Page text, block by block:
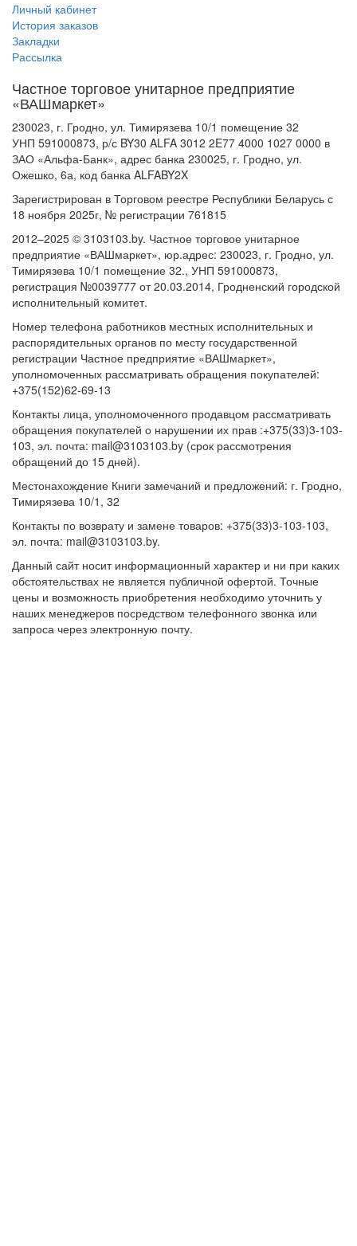
Личный кабинет
История заказов
Закладки
Рассылка
Частное торговое унитарное предприятие
«ВАШмаркет»
230023, г. Гродно, ул. Тимирязева 10/1 помещение 32
УНП 591000873, р/с BY30 ALFA 3012 2E77 4000 1027 0000 в
ЗАО «Альфа-Банк», адрес банка 230025, г. Гродно, ул.
Ожешко, 6а, код банка ALFABY2X
Зарегистрирован в Торговом реестре Республики Беларусь с
18 ноября 2025г, № регистрации 761815
2012–2025 © 3103103.by. Частное торговое унитарное
предприятие «ВАШмаркет», юр.адрес: 230023, г. Гродно, ул.
Тимирязева 10/1 помещение 32., УНП 591000873,
регистрация №0039777 от 20.03.2014, Гродненский городской
исполнительный комитет.
Номер телефона работников местных исполнительных и
распорядительных органов по месту государственной
регистрации Частное предприятие «ВАШмаркет»,
уполномоченных рассматривать обращения покупателей:
+375(152)62-69-13
Контакты лица, уполномоченного продавцом рассматривать
обращения покупателей о нарушении их прав :+375(33)3-103-
103, эл. почта: mail@3103103.by (срок рассмотрения
обращений до 15 дней).
Местонахождение Книги замечаний и предложений: г. Гродно,
Тимирязева 10/1, 32
Контакты по возврату и замене товаров: +375(33)3-103-103,
эл. почта: mail@3103103.by.
Данный сайт носит информационный характер и ни при каких
обстоятельствах не является публичной офертой. Точные
цены и возможность приобретения необходимо уточнить у
наших менеджеров посредством телефонного звонка или
запроса через электронную почту.